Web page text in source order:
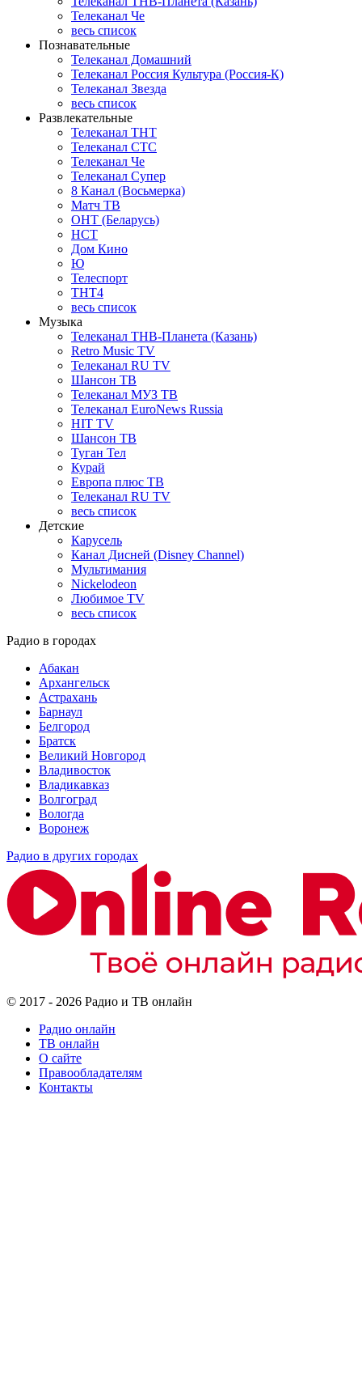
Телеканал Че
весь список
Познавательные
Телеканал Домашний
Телеканал Россия Культура (Россия-К)
Телеканал Звезда
весь список
Развлекательные
Телеканал ТНТ
Телеканал СТС
Телеканал Че
Телеканал Супер
8 Канал (Восьмерка)
Матч ТВ
ОНТ (Беларусь)
НСТ
Дом Кино
Ю
Телеспорт
ТНТ4
весь список
Музыка
Телеканал ТНВ-Планета (Казань)
Retro Music TV
Телеканал RU TV
Шансон ТВ
Телеканал МУЗ ТВ
Телеканал EuroNews Russia
HIT TV
Шансон ТВ
Туган Тел
Курай
Европа плюс ТВ
Телеканал RU TV
весь список
Детские
Карусель
Канал Дисней (Disney Channel)
Мультимания
Nickelodeon
Любимое TV
весь список
Радио в городах
Абакан
Архангельск
Астрахань
Барнаул
Белгород
Братск
Великий Новгород
Владивосток
Владикавказ
Волгоград
Вологда
Воронеж
Радио в других городах
© 2017 - 2026 Радио и ТВ онлайн
Радио онлайн
ТВ онлайн
О сайте
Правообладателям
Контакты